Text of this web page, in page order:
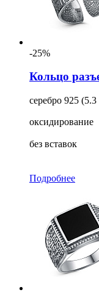
-25%
Кольцо
серебро 925 (5.3
оксидирование
без вставок
Подробнее